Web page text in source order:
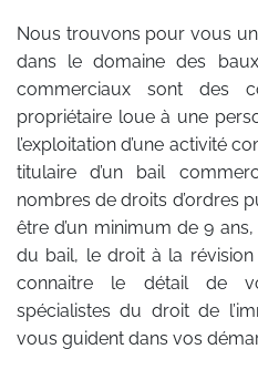
Nous trouvons pour vous
dans le domaine des
commerciaux sont des
propriétaire loue à une
l’exploitation d’une activité
titulaire d’un bail
nombres de droits d’ordres
être d’un minimum de 9
du bail, le droit à la
connaitre le détail de
spécialistes du droit de
vous guident dans vos